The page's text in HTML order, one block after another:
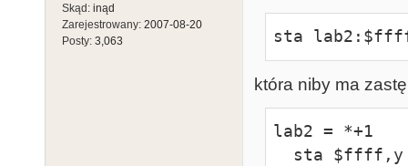
Skąd: inąd
Zarejestrowany: 2007-08-20
Posty: 3,063 sta
która niby ma
lab2 = *+1
  sta $ffff,y